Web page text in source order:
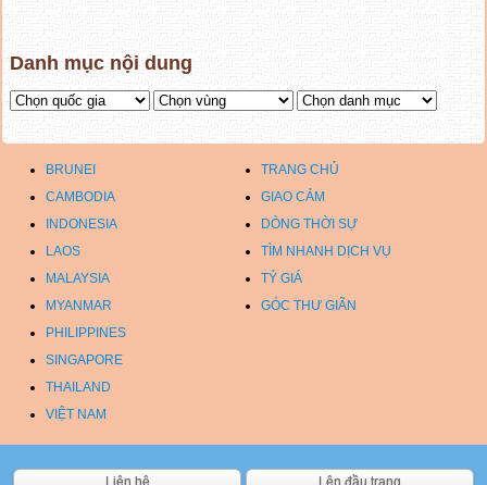
Danh mục nội dung
BRUNEI
TRANG CHỦ
CAMBODIA
GIAO CẢM
INDONESIA
DÒNG THỜI SỰ
LAOS
TÌM NHANH DỊCH VỤ
MALAYSIA
TỶ GIÁ
MYANMAR
GÓC THƯ GIÃN
PHILIPPINES
SINGAPORE
THAILAND
VIỆT NAM